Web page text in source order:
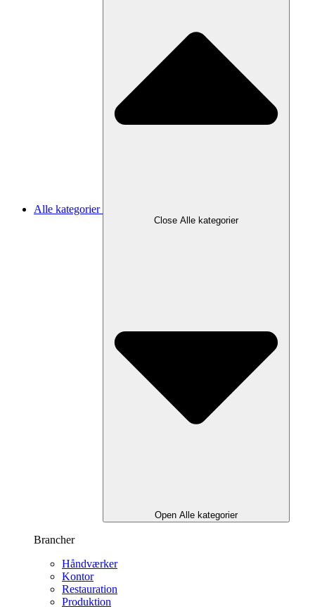
Alle kategorier
Close Alle kategorier
Open Alle kategorier
Brancher
Håndværker
Kontor
Restauration
Produktion